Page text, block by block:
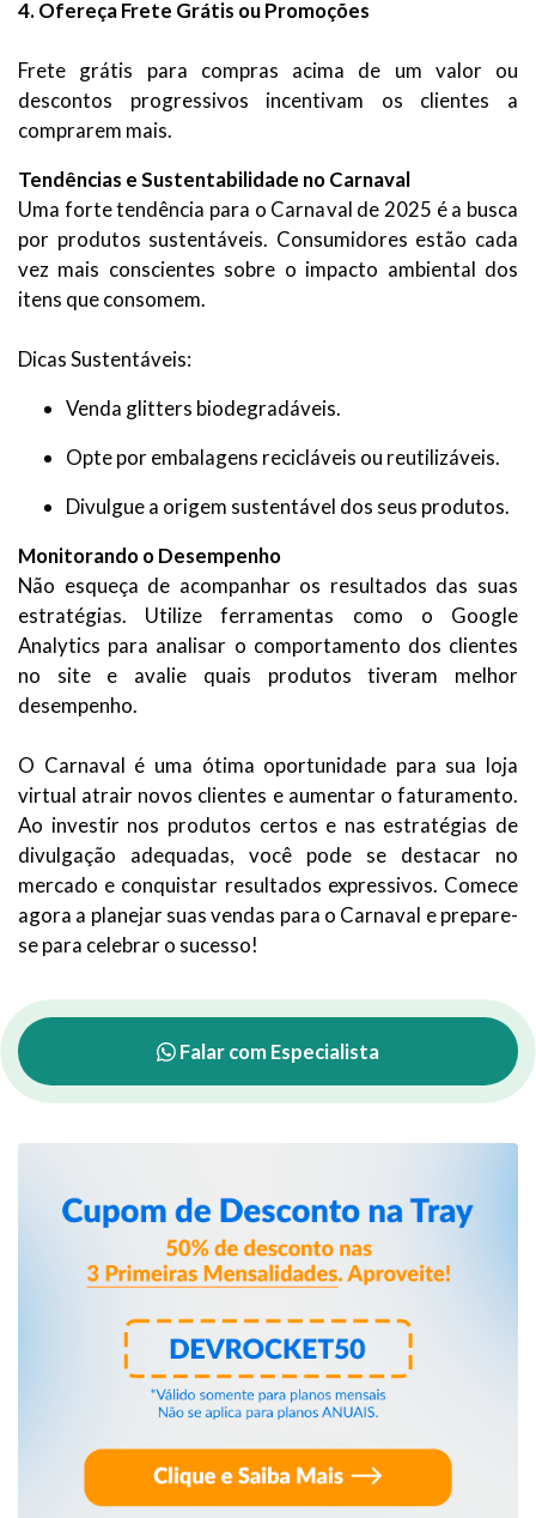
4. Ofereça Frete Grátis ou Promoções
Frete grátis para compras acima de um valor ou
descontos progressivos incentivam os clientes a
comprarem mais.
Tendências e Sustentabilidade no Carnaval
Uma forte tendência para o Carnaval de 2025 é a busca
por produtos sustentáveis. Consumidores estão cada
vez mais conscientes sobre o impacto ambiental dos
itens que consomem.
Dicas Sustentáveis:
Venda glitters biodegradáveis.
Opte por embalagens recicláveis ou reutilizáveis.
Divulgue a origem sustentável dos seus produtos.
Monitorando o Desempenho
Não esqueça de acompanhar os resultados das suas
estratégias. Utilize ferramentas como o Google
Analytics para analisar o comportamento dos clientes
no site e avalie quais produtos tiveram melhor
desempenho.
O Carnaval é uma ótima oportunidade para sua loja
virtual atrair novos clientes e aumentar o faturamento.
Ao investir nos produtos certos e nas estratégias de
divulgação adequadas, você pode se destacar no
mercado e conquistar resultados expressivos. Comece
agora a planejar suas vendas para o Carnaval e prepare-
se para celebrar o sucesso!
Falar com Especialista